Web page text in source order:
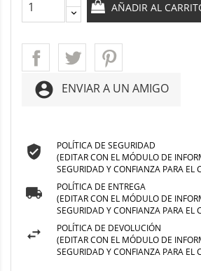
AÑADIR AL
account_circle ENVIAR A UN AMIGO
POLÍTICA DE SEGURIDAD
(EDITAR CON EL MÓDULO DE
SEGURIDAD Y CONFIANZA PARA EL
POLÍTICA DE ENTREGA
(EDITAR CON EL MÓDULO DE
SEGURIDAD Y CONFIANZA PARA EL
POLÍTICA DE DEVOLUCIÓN
(EDITAR CON EL MÓDULO DE
SEGURIDAD Y CONFIANZA PARA EL